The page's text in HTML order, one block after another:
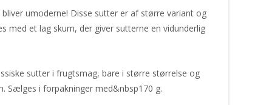
umoderne! Disse sutter er af større variant og
med et lag skum, der giver sutterne en vidunderlig
sutter i frugtsmag, bare i større størrelse og
Sælges i forpakninger med&nbsp170 g.